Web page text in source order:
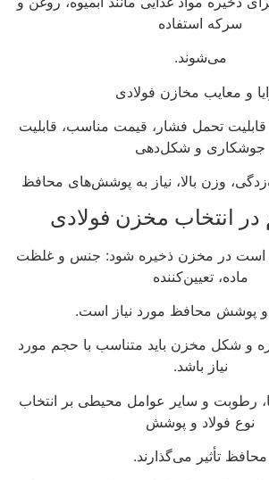
سرکه استفاده
می‌شوند.
و معایب مخازن فولادی
قابلیت تحمل فشار، قیمت مناسب، قابلیت
جوشکاری و شکل‌دهی
وزن بالا، نیاز به پوشش‌های محافظ
انتخاب مخزن فولادی
است در مخزن ذخیره شود: جنس و غلظت
ماده، تعیین‌کننده
و پوشش محافظ مورد نیاز است.
و شکل مخزن باید متناسب با حجم مورد
نیاز باشد.
رطوبت و سایر عوامل محیطی بر انتخاب
نوع فولاد و پوشش
محافظ تأثیر می‌گذارند.